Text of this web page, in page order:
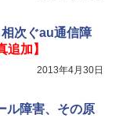
次ぐau通信障
追加】
2013年4月30日
ル障害、その原